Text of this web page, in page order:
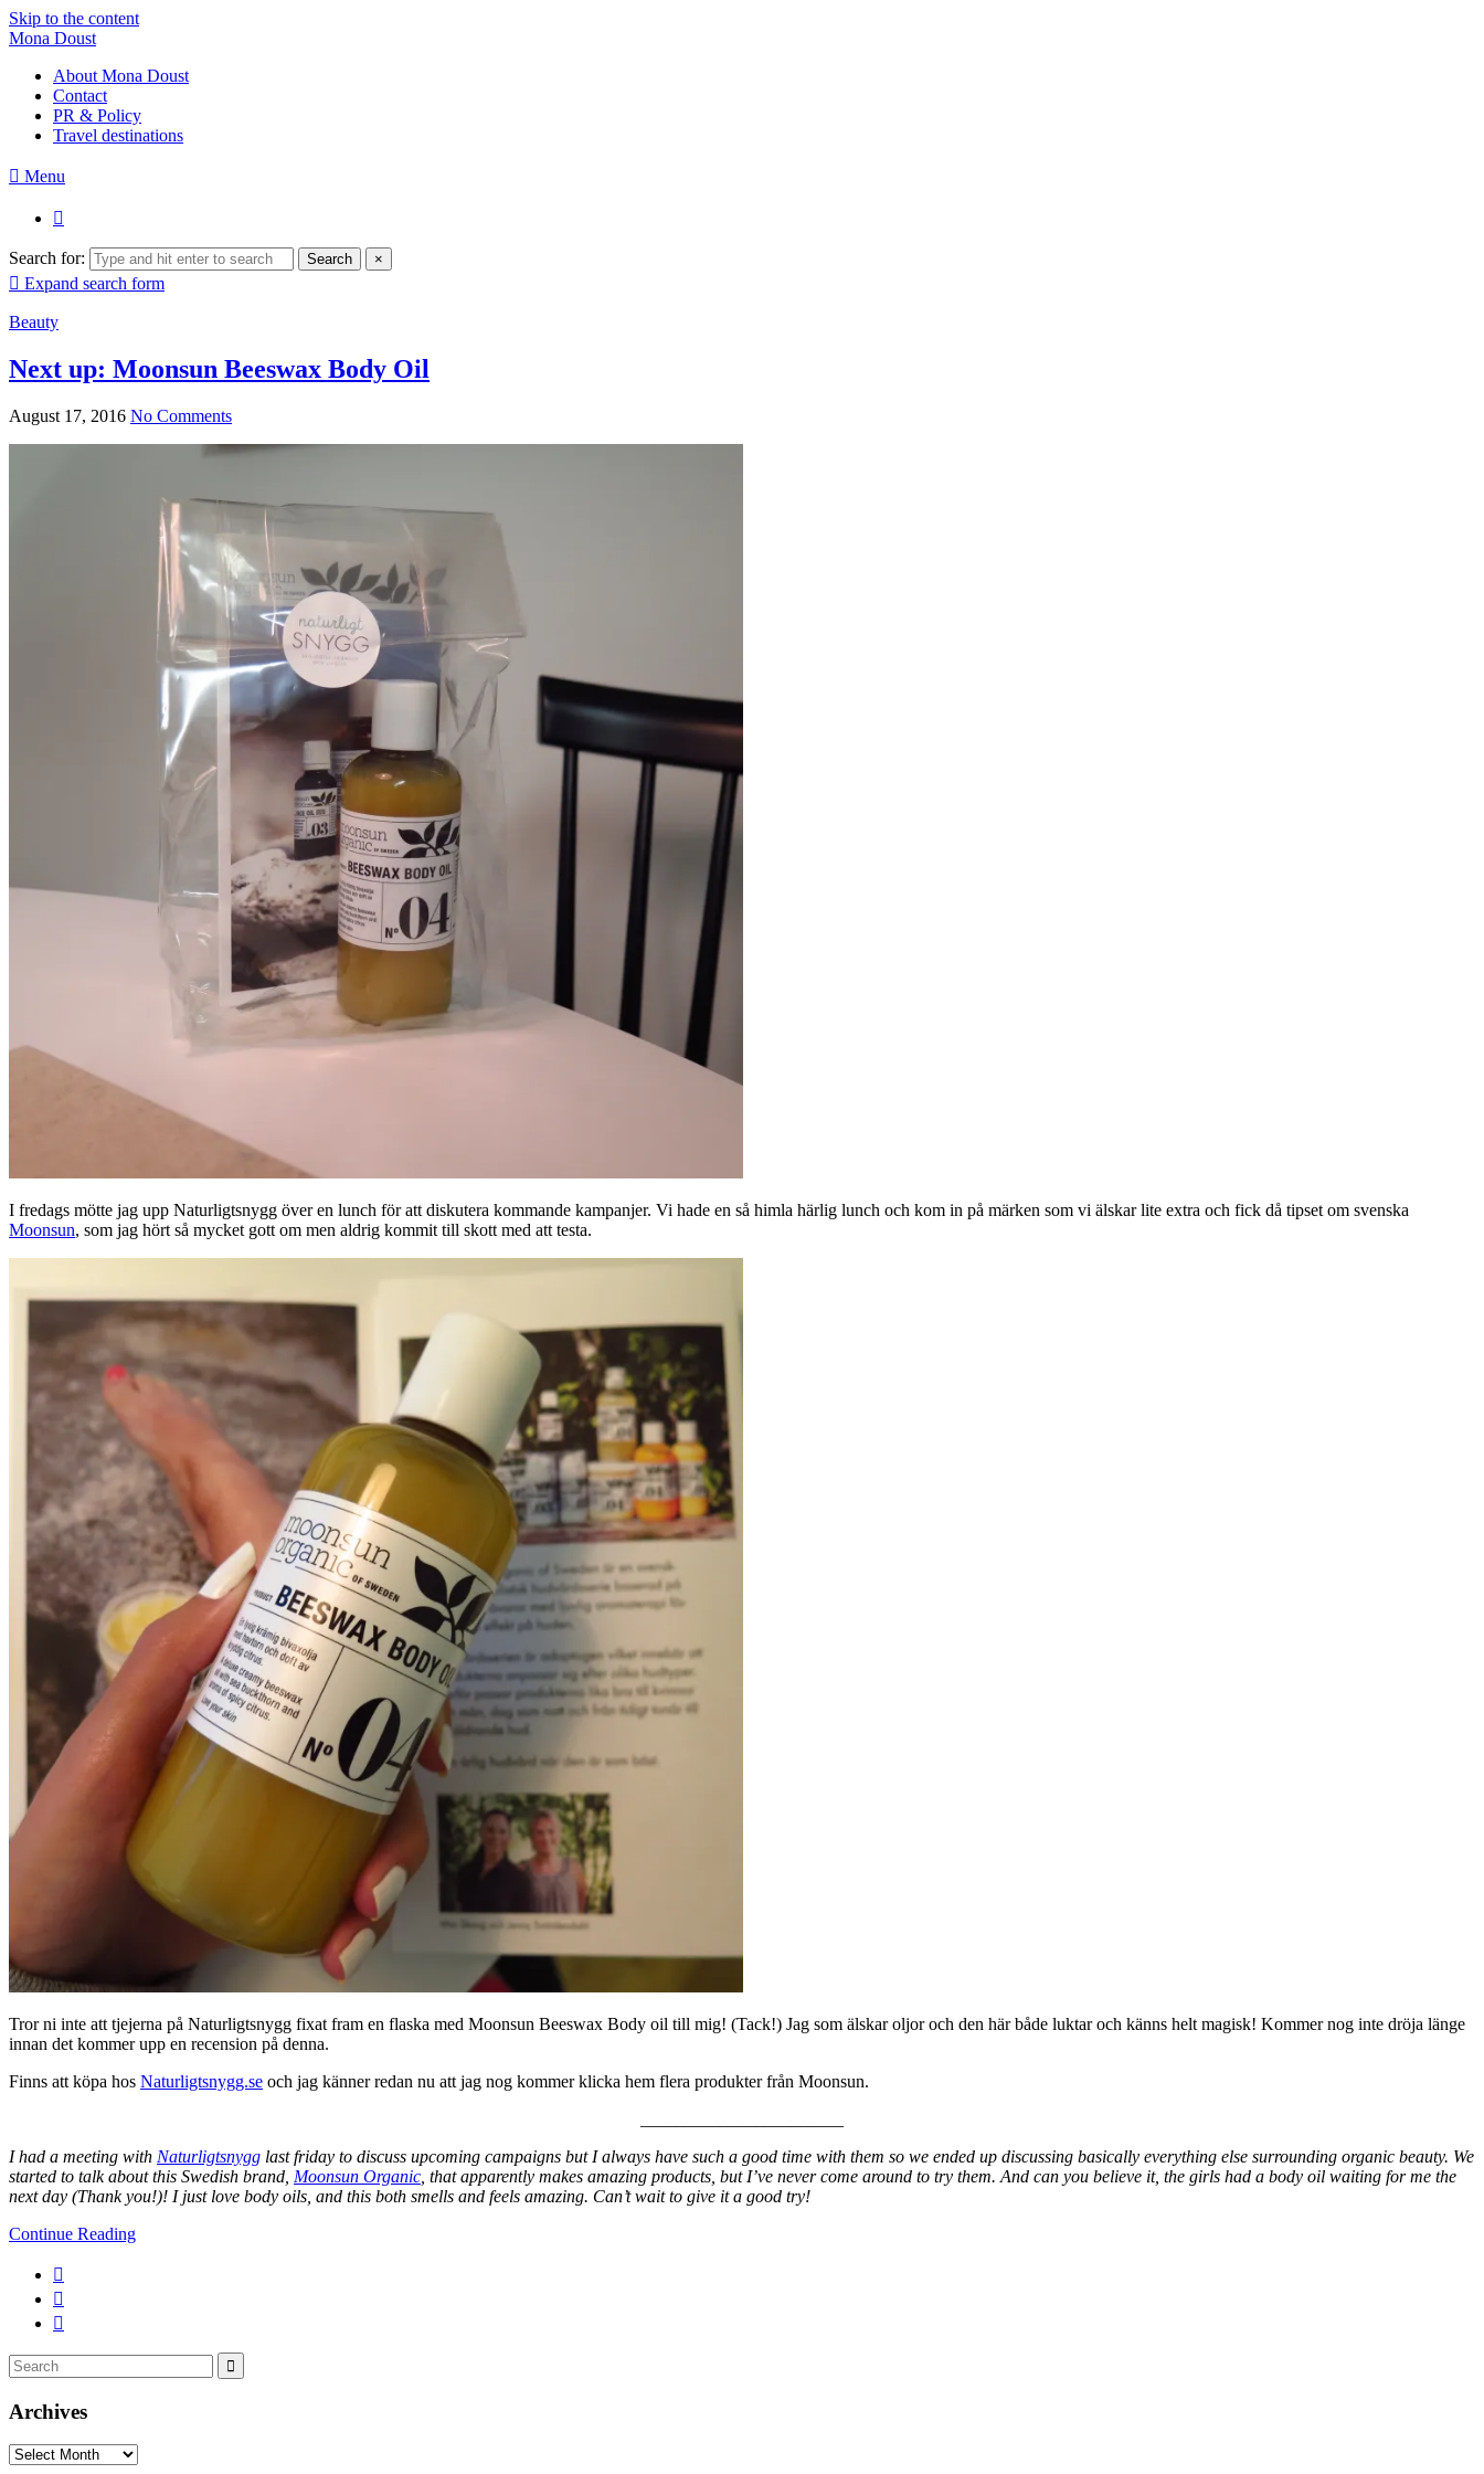
Skip to the content
Mona Doust
About Mona Doust
Contact
PR & Policy
Travel destinations
Menu
Search for: Search ×
Expand search form
Beauty
Next up: Moonsun Beeswax Body Oil
August 17, 2016 No Comments
I fredags mötte jag upp Naturligtsnygg över en lunch för att diskutera kommande kampanjer. Vi hade en så himla härlig lunch och kom in på märken som vi älskar lite extra och fick då tipset om svenska
Moonsun, som jag hört så mycket gott om men aldrig kommit till skott med att testa.
Tror ni inte att tjejerna på Naturligtsnygg fixat fram en flaska med Moonsun Beeswax Body oil till mig! (Tack!) Jag som älskar oljor och den här både luktar och känns helt magisk! Kommer nog inte dröja länge
innan det kommer upp en recension på denna.
Finns att köpa hos Naturligtsnygg.se och jag känner redan nu att jag nog kommer klicka hem flera produkter från Moonsun.
I had a meeting with Naturligtsnygg last friday to discuss upcoming campaigns but I always have such a good time with them so we ended up discussing basically everything else surrounding organic beauty. We
started to talk about this Swedish brand, Moonsun Organic , that apparently makes amazing products, but I’ve never come around to try them. And can you believe it, the girls had a body oil waiting for me the
next day (Thank you!)! I just love body oils, and this both smells and feels amazing. Can’t wait to give it a good try!
Continue Reading
Search
for:
Archives
Archives